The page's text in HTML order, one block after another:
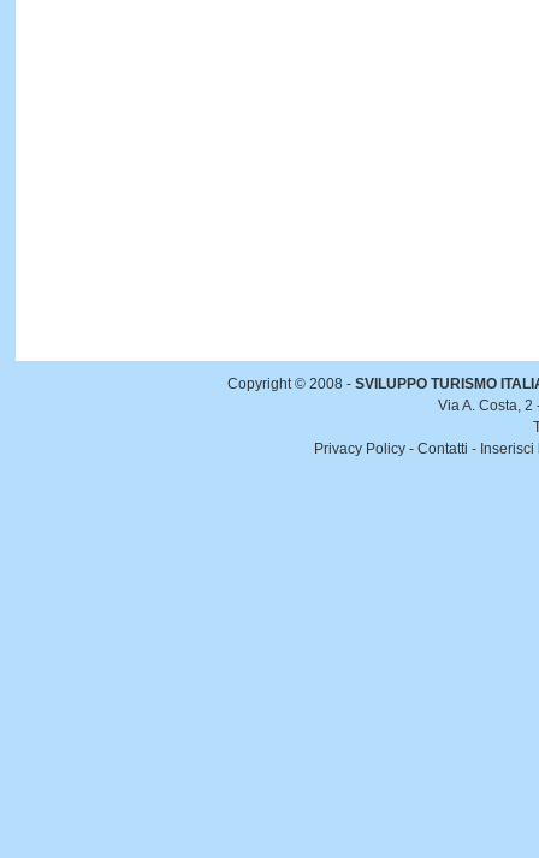
Copyright © 2008 - SVILUPPO TURISMO
Via A. Costa,
Privacy Policy - Contatti -